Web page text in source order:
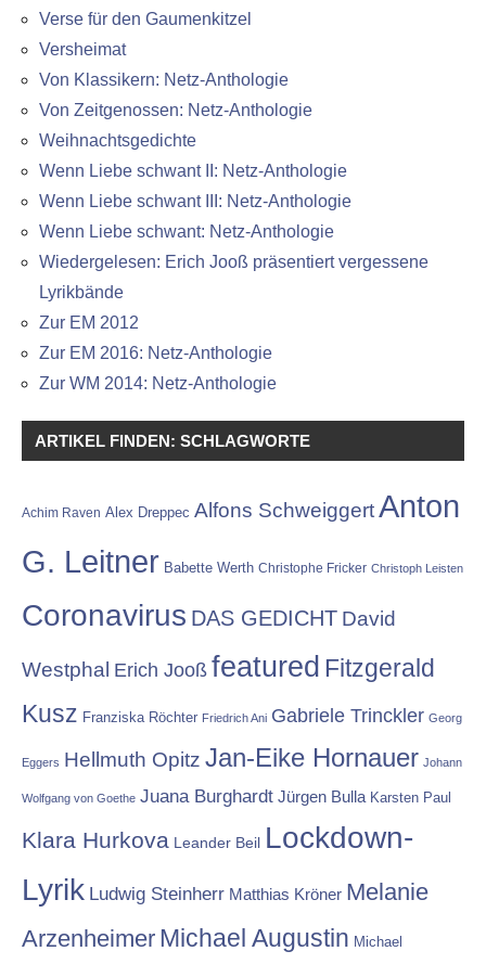
Verse für den Gaumenkitzel
Versheimat
Von Klassikern: Netz-Anthologie
Von Zeitgenossen: Netz-Anthologie
Weihnachtsgedichte
Wenn Liebe schwant II: Netz-Anthologie
Wenn Liebe schwant III: Netz-Anthologie
Wenn Liebe schwant: Netz-Anthologie
Wiedergelesen: Erich Jooß präsentiert vergessene
Lyrikbände
Zur EM 2012
Zur EM 2016: Netz-Anthologie
Zur WM 2014: Netz-Anthologie
ARTIKEL FINDEN: SCHLAGWORTE
Achim Raven Alex Dreppec Alfons SchweiggertAnton
G. Leitner Babette Werth Christophe Fricker Christoph Leisten
Coronavirus DAS GEDICHT David
Westphal Erich Jooß featured Fitzgerald
Kusz Franziska Röchter Friedrich Ani Gabriele Trinckler Georg
Eggers Hellmuth Opitz Jan-Eike Hornauer Johann
Wolfgang von Goethe Juana Burghardt Jürgen Bulla Karsten Paul
Klara Hurkova Leander Beil Lockdown-
Lyrik Ludwig Steinherr Matthias Kröner Melanie
Arzenheimer Michael Augustin Michael